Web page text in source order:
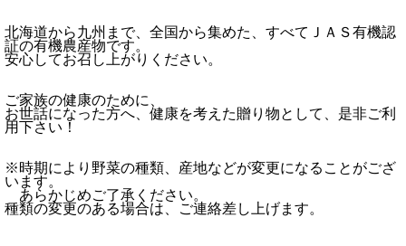
北海道から九州まで、全国から集めた、すべてＪＡＳ有機認
証の有機農産物です。
安心してお召し上がりください。
ご家族の健康のために、
お世話になった方へ、健康を考えた贈り物として、是非ご利
用下さい！
※時期により野菜の種類、産地などが変更になることがござ
います。
あらかじめご了承ください。
種類の変更のある場合は、ご連絡差し上げます。